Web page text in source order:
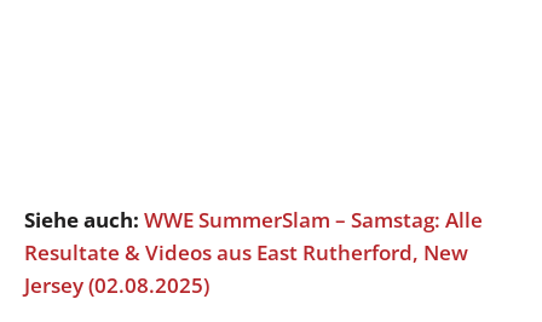
Siehe auch: WWE SummerSlam – Samstag: Alle
Resultate & Videos aus East Rutherford, New
Jersey (02.08.2025)